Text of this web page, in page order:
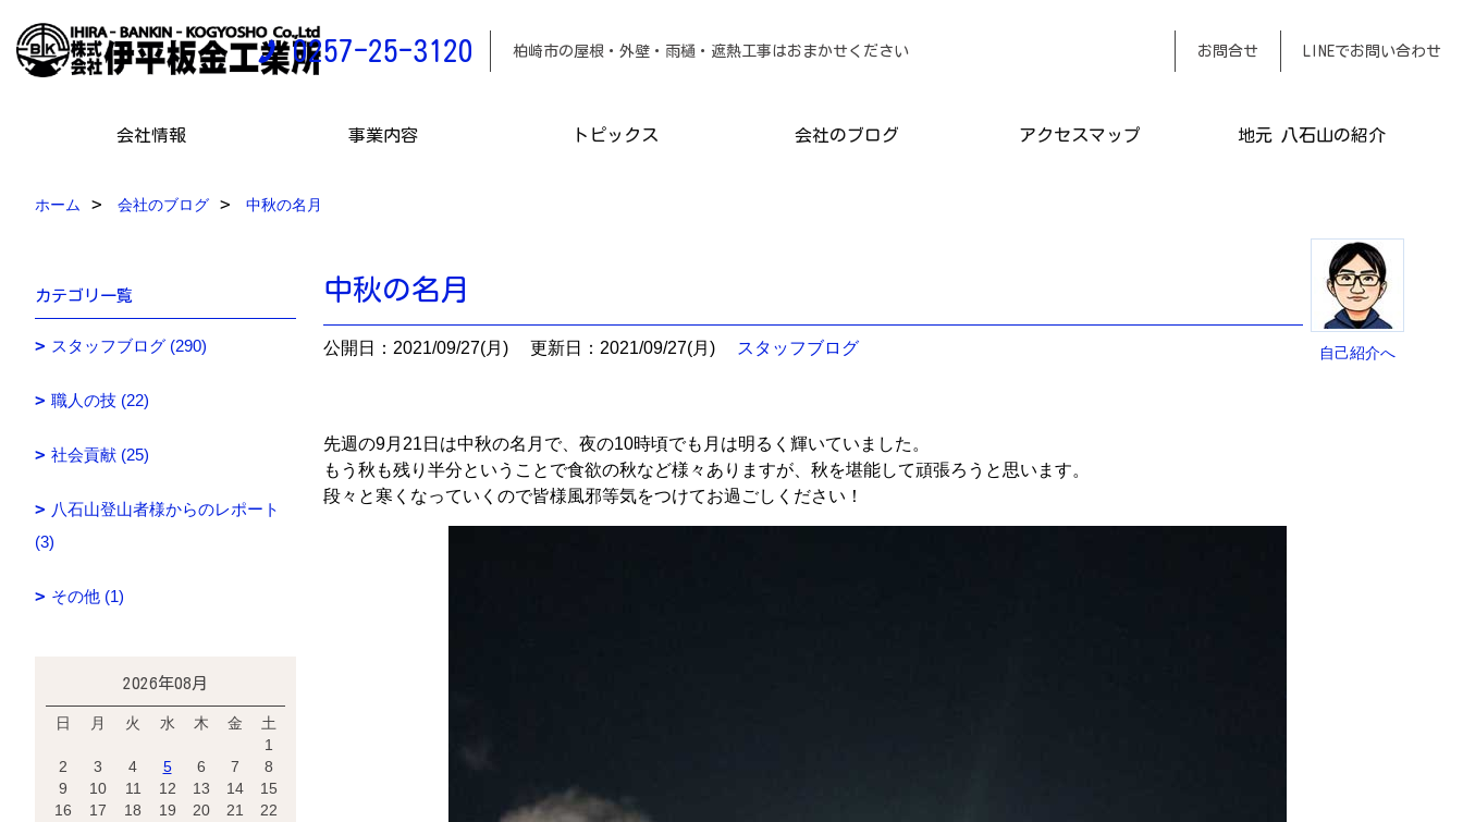
0257-25-3120 柏崎市の屋根・外壁・雨樋・遮熱工事はおまかせください お問合せ LINEでお問い合わせ
会社情報 事業内容 トピックス 会社のブログ アクセスマップ 地元 八石山の紹介
ホーム 会社のブログ 中秋の名月
自己紹介へ
中秋の名月
公開日：2021/09/27(月) 更新日：2021/09/27(月) スタッフブログ
先週の9月21日は中秋の名月で、夜の10時頃でも月は明るく輝いていました。
もう秋も残り半分ということで食欲の秋など様々ありますが、秋を堪能して頑張ろうと思います。
段々と寒くなっていくので皆様風邪等気をつけてお過ごしください！
カテゴリ一覧
スタッフブログ (290)
職人の技 (22)
社会貢献 (25)
八石山登山者様からのレポート
(3)
その他 (1)
2026年08月
日 月 火 水 木 金
土
1
2
3 4 5 6 7
8
9
10 11 12 13 14
15
16
17 18 19 20 21
22